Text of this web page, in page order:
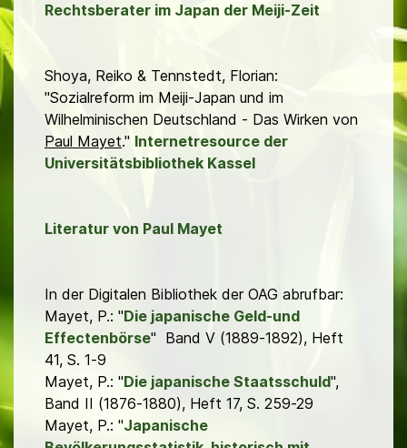
Rechtsberater im Japan der Meiji-Zeit
Shoya, Reiko & Tennstedt, Florian:
"Sozialreform im Meiji-Japan und im
Wilhelminischen Deutschland - Das Wirken von
Paul Mayet." Internetresource der
Universitätsbibliothek Kassel
Literatur von Paul Mayet
In der Digitalen Bibliothek der OAG abrufbar:
Mayet, P.: "Die japanische Geld-und
Effectenbörse" Band V (1889-1892), Heft
41, S. 1-9
Mayet, P.: "Die japanische Staatsschuld",
Band II (1876-1880), Heft 17, S. 259-29
Mayet, P.: "Japanische